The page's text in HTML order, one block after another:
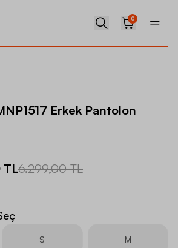
0
Erkek Pantolon
6.299,00 TL
S M